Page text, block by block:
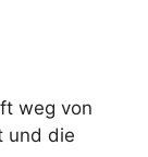
weg von
und die